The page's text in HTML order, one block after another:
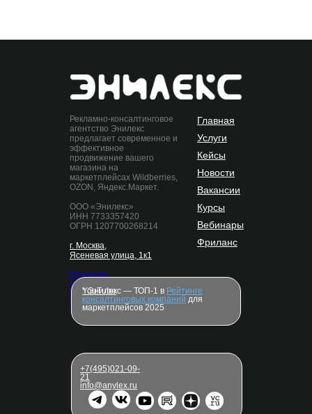
Главная
Услуги
Кейсы
Новости
Вакансии
Курсы
Вебинары
Фриланс
Рекламно-консалтинговое
агентство Энилекс
предлагает современное и
эффективное
продвижение вашего
магазина на
маркетплейсах Wildberries,
OZON, Яндекс.Маркет.
ООО «Энилекс»
ИНН 7733357420
ОГРН 1207700268214
г. Москва,
Ясеневая улица, 1к1
Политика
конфиденциальности
Согласие на обработку
персональных данных
+7(495)021-09-
21
info@anylex.ru
* Энилекс — ТОП-1 в Рейтинге
консалтинговых компаний для
маркетплейсов 2025
YouTube